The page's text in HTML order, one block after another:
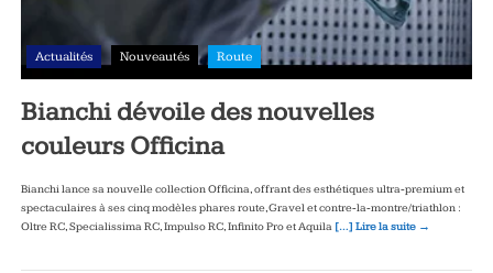
Actualités Nouveautés Route
Bianchi dévoile des nouvelles
couleurs Officina
Bianchi lance sa nouvelle collection Officina, offrant des esthétiques ultra‑premium et
spectaculaires à ses cinq modèles phares route, Gravel et contre‑la‑montre/triathlon :
Oltre RC, Specialissima RC, Impulso RC, Infinito Pro et Aquila […] Lire la suite →